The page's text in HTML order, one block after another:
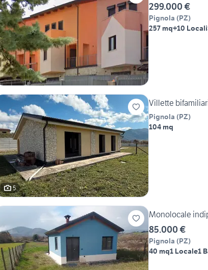
299.000 €
Pignola (PZ)
257 mq+10 Locali
5
Villette
Pignola (PZ)
104 mq
Monolocale
85.000 €
Pignola (PZ)
40 mq1 Locale1